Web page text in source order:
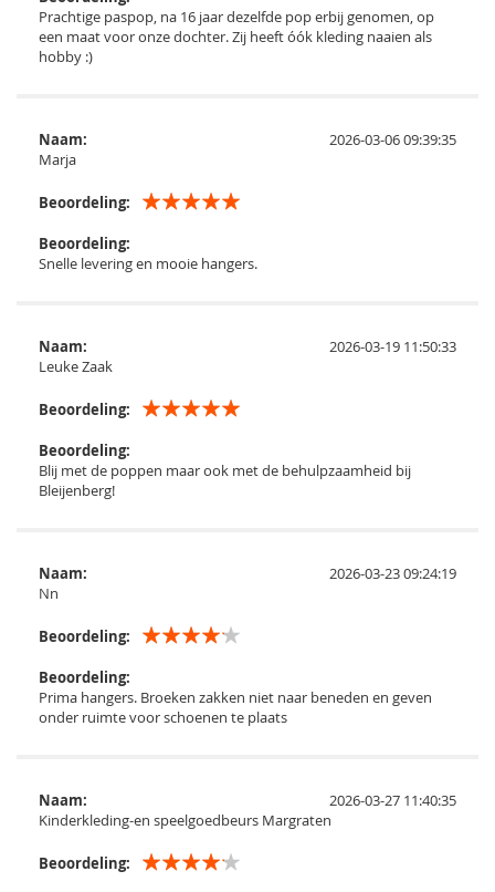
Prachtige paspop, na 16 jaar dezelfde pop erbij genomen, op
een maat voor onze dochter. Zij heeft óók kleding naaien als
hobby :)
2026-03-06 09:39:35
Naam:
Marja
Beoordeling:
Beoordeling:
Snelle levering en mooie hangers.
2026-03-19 11:50:33
Naam:
Leuke Zaak
Beoordeling:
Beoordeling:
Blij met de poppen maar ook met de behulpzaamheid bij
Bleijenberg!
2026-03-23 09:24:19
Naam:
Nn
Beoordeling:
Beoordeling:
Prima hangers. Broeken zakken niet naar beneden en geven
onder ruimte voor schoenen te plaats
2026-03-27 11:40:35
Naam:
Kinderkleding-en speelgoedbeurs Margraten
Beoordeling: